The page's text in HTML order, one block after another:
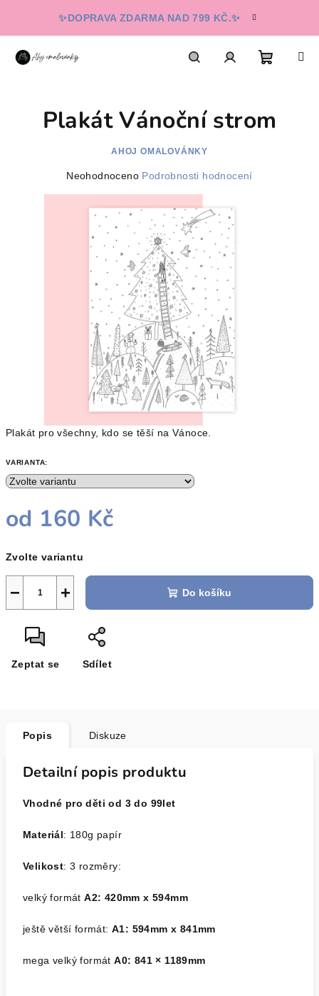
obsah
✨DOPRAVA ZDARMA NAD 799 KČ.✨
košík
Plakát pro všechny, kdo se těší na Vánoce.
VARIANTA:
od 160 Kč
cena:
Zvolte variantu
+
− Do košíku
Zeptat se Sdílet
Plakát Vánoční strom
AHOJ OMALOVÁNKY
Neohodnoceno Podrobnosti hodnocení
Popis Diskuze
Detailní popis produktu
Vhodné pro děti od 3 do 99let
Materiál: 180g papír
Velikost: 3 rozměry:
velký formátA2: 420mm x 594mm
ještě větší formát: A1: 594mm x 841mm
mega velký formátA0: 841 × 1189mm